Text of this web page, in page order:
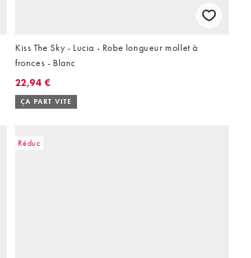
Kiss The Sky - Lucia - Robe longueur mollet à
fronces - Blanc
22,94 €
ÇA PART VITE
Réduc